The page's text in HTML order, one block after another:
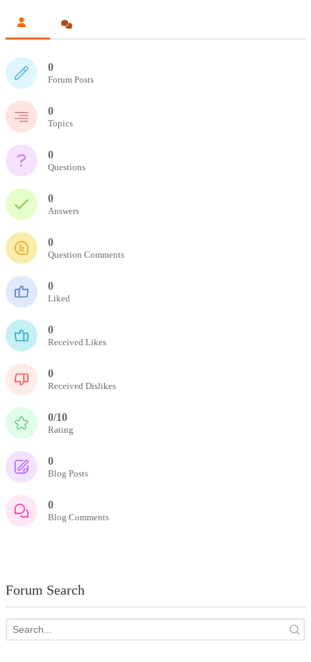
0
Forum Posts
0
Topics
0
Questions
0
Answers
0
Question Comments
0
Liked
0
Received Likes
0
Received Dislikes
0/10
Rating
0
Blog Posts
0
Blog Comments
Forum Search